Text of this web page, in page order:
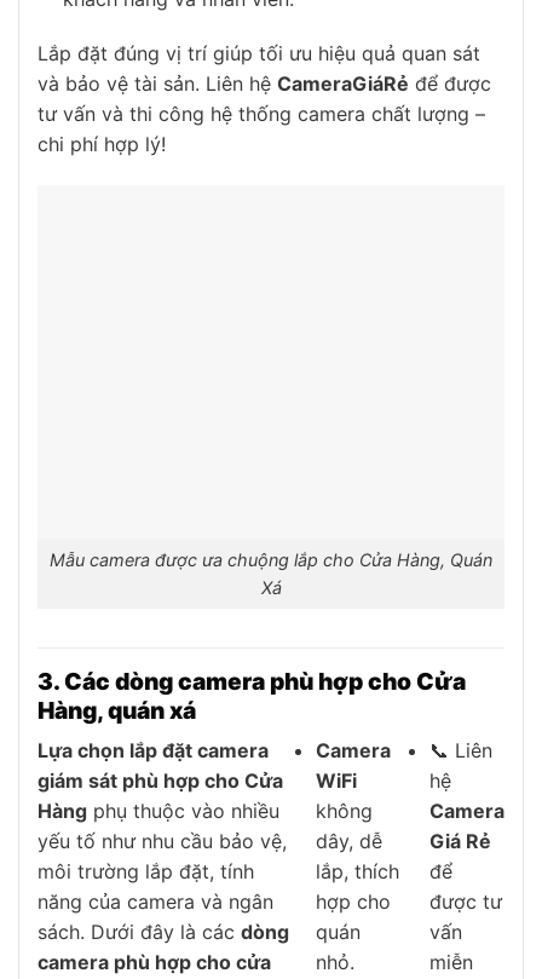
Lắp đặt đúng vị trí giúp tối ưu hiệu quả quan sát
và bảo vệ tài sản. Liên hệ CameraGiáRẻ để được
tư vấn và thi công hệ thống camera chất lượng –
chi phí hợp lý!
Mẫu camera được ưa chuộng lắp cho Cửa Hàng, Quán
Xá
3. Các dòng camera phù hợp cho Cửa
Hàng, quán xá
Lựa chọn lắp đặt camera
giám sát phù hợp cho Cửa
Hàng phụ thuộc vào nhiều
yếu tố như nhu cầu bảo vệ,
môi trường lắp đặt, tính
năng của camera và ngân
sách. Dưới đây là các dòng
camera phù hợp cho cửa
Camera
WiFi
không
dây, dễ
lắp, thích
hợp cho
quán
nhỏ.
📞 Liên
hệ
Camera
Giá Rẻ
để
được tư
vấn
miễn